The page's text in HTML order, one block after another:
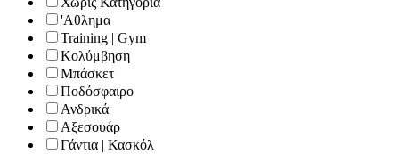
'Αθλημα
Training | Gym
Κολύμβηση
Μπάσκετ
Ποδόσφαιρο
Ανδρικά
Αξεσουάρ
Γάντια | Κασκόλ